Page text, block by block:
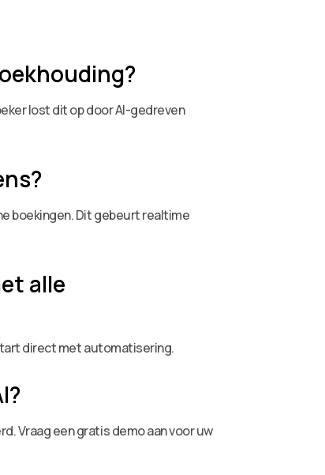
lost dit op door AI-gedreven
boekingen. Dit gebeurt realtime
alle
direct met automatisering.
Vraag een gratis demo aan voor uw